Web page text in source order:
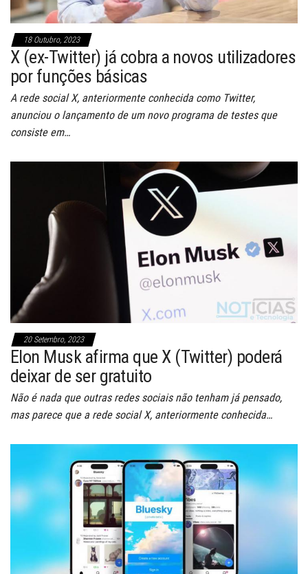
18 Outubro, 2023
X (ex-Twitter) já cobra a novos utilizadores
por funções básicas
A rede social X, anteriormente conhecida como Twitter,
anunciou o lançamento de um novo programa de testes que
consiste em…
20 Setembro, 2023
Elon Musk afirma que X (Twitter) poderá
deixar de ser gratuito
Não é nada que outras redes sociais não tenham já pensado,
mas parece que a rede social X, anteriormente conhecida…